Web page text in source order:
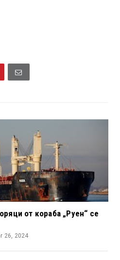
от кораба „Руен“ се
26, 2024